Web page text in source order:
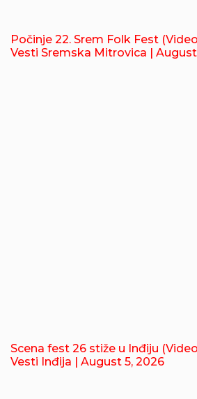
Počinje 22. Srem Folk Fest
Vesti Sremska Mitrovica |
Scena fest 26 stiže u Inđiju
Vesti Inđija | August 5, 2026